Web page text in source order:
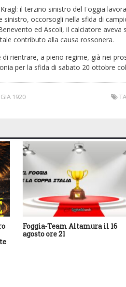
il terzino sinistro del Foggia
occorsogli nella sfida di
ed Ascoli, il calciatore
contributo alla causa rossonera.
rientrare, a pieno regime, già nei
per la sfida di sabato 20 ottobre
1920
Foggia-Team Altamura il 16
agosto ore 21